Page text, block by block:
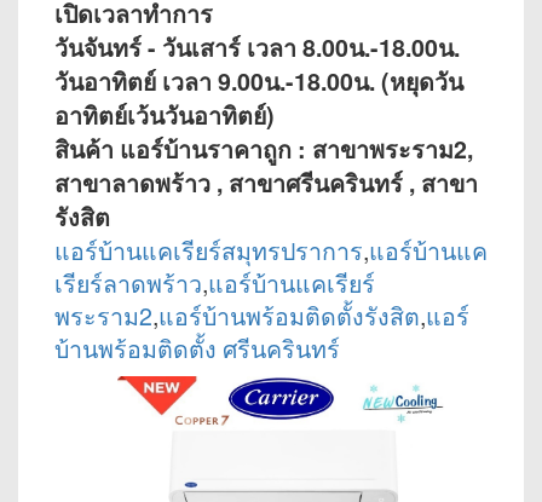
เปิดเวลาทำการ
วันจันทร์ - วันเสาร์ เวลา 8.00น.-18.00น.
วันอาทิตย์ เวลา 9.00น.-18.00น. (หยุดวัน
อาทิตย์เว้นวันอาทิตย์)
สินค้า แอร์บ้านราคาถูก : สาขาพระราม2,
สาขาลาดพร้าว , สาขาศรีนครินทร์ , สาขา
รังสิต
แอร์บ้านแคเรียร์สมุทรปราการ,แอร์บ้านแค
เรียร์ลาดพร้าว,แอร์บ้านแคเรียร์
พระราม2,แอร์บ้านพร้อมติดตั้งรังสิต,แอร์
บ้านพร้อมติดตั้ง ศรีนครินทร์